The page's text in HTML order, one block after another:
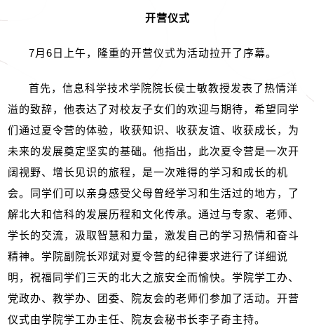
开营仪式
7月6 日上午，隆重的开营仪式为活动拉开了序幕。
首先，信息科学技术学院院长侯士敏教授发表了热情洋
溢的致辞，他表达了对校友子女们的欢迎与期待，希望同学
们通过夏令营的体验，收获知识、收获友谊、收获成长，为
未来的发展奠定坚实的基础。他指出，此次夏令营是一次开
阔视野、增长见识的旅程，是一次难得的学习和成长的机
会。同学们可以亲身感受父母曾经学习和生活过的地方，了
解北大和信科的发展历程和文化传承。通过与专家、老师、
学长的交流，汲取智慧和力量，激发自己的学习热情和奋斗
精神。学院副院长邓斌对夏令营的纪律要求进行了详细说
明，祝福同学们三天的北大之旅安全而愉快。学院学工办、
党政办、教学办、团委、院友会的老师们参加了活动。开营
仪式由学院学工办主任、院友会秘书长李子奇主持。